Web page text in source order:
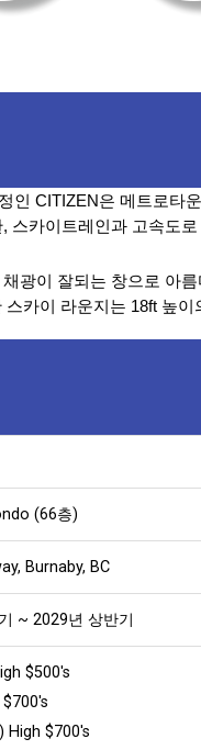
인 CITIZEN은 메트로타
스카이트레인과 고속도
광이 잘되는 창으로 아
카이 라운지는 18ft 높
(66층)
Burnaby, BC
~ 2029년 상반기
$500's
High $700's